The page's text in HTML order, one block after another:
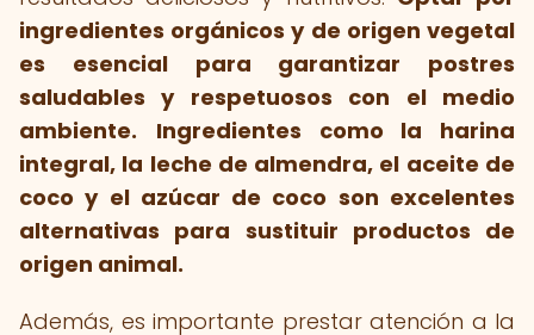
ingredientes orgánicos y de origen vegetal
es esencial para garantizar postres
saludables y respetuosos con el medio
ambiente.
Ingredientes como la harina
integral, la leche de almendra, el aceite de
coco y el azúcar de coco son excelentes
alternativas para sustituir productos de
origen animal.
Además, es importante prestar atención a la